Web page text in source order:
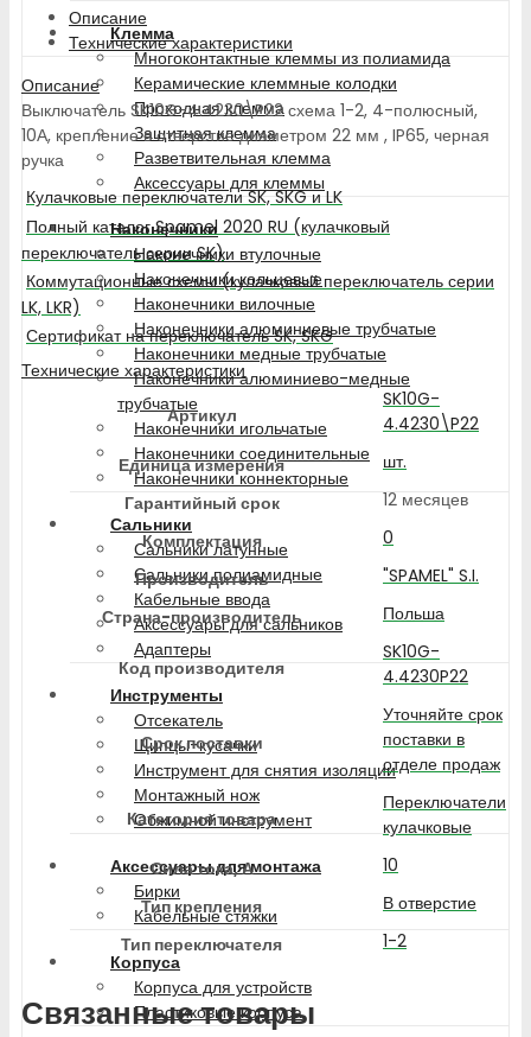
Клемма
Многоконтактные клеммы из полиамида
Керамические клеммные колодки
Проходная клемма
Защитная клемма
Разветвительная клемма
Аксессуары для клеммы
Наконечники
Наконечники втулочные
Наконечники кольцевые
Наконечники вилочные
Наконечники алюминиевые трубчатые
Наконечники медные трубчатые
Наконечники алюминиево-медные
трубчатые
Наконечники игольчатые
Наконечники соединительные
Наконечники коннекторные
Сальники
Сальники латунные
Сальники полиамидные
Кабельные ввода
Аксессуары для сальников
Адаптеры
Инструменты
Отсекатель
Щипцы-кусачки
Инструмент для снятия изоляции
Монтажный нож
Обжимной инструмент
Аксессуары для монтажа
Бирки
Кабельные стяжки
Корпуса
Корпуса для устройств
Пластиковые корпуса
Описание
Технические характеристики
Описание
Выключатель SK10G-4.4230\P22 схема 1-2, 4-полюсный,
10А, крепление в отверстие диаметром 22 мм , IP65, черная
ручка
Кулачковые переключатели SK, SKG и LK
Полный каталог Spamel 2020 RU (кулачковый
переключатель серии SK)
Коммутационные схемы (кулачковый переключатель серии
LK, LKR)
Сертификат на переключатель SK, SKG
Технические характеристики
Артикул
SK10G-
4.4230\P22
Единица измерения
шт.
Гарантийный срок
12 месяцев
Комплектация
0
Производитель
"SPAMEL" S.I.
Страна-производитель
Польша
Код производителя
SK10G-
4.4230P22
Срок поставки
Уточняйте срок
поставки в
отделе продаж
Категория товара
Переключатели
кулачковые
Сила тока, А
10
Тип крепления
В отверстие
Тип переключателя
1-2
Связанные товары